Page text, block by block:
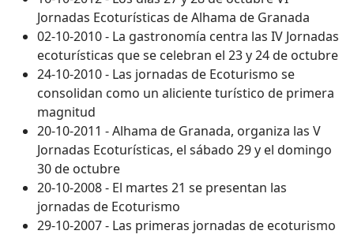
Jornadas Ecoturísticas de Alhama de Granada
02-10-2010 - La gastronomía centra las IV Jornadas
ecoturísticas que se celebran el 23 y 24 de octubre
24-10-2010 - Las jornadas de Ecoturismo se
consolidan como un aliciente turístico de primera
magnitud
20-10-2011 - Alhama de Granada, organiza las V
Jornadas Ecoturísticas, el sábado 29 y el domingo
30 de octubre
20-10-2008 - El martes 21 se presentan las
jornadas de Ecoturismo
29-10-2007 - Las primeras jornadas de ecoturismo